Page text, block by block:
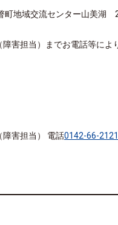
町地域交流センター山美湖
担当）までお電話等によ
害担当） 電話0142-66-2121